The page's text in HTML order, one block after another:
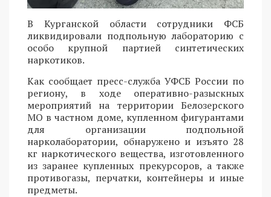
В Курганской области сотрудники ФСБ
ликвидировали подпольную лабораторию с
особо крупной партией синтетических
наркотиков.
Как сообщает пресс-служба УФСБ России по
региону, в ходе оперативно-разыскных
мероприятий на территории Белозерского
МО в частном доме, купленном фигурантами
для организации подпольной
нарколаборатории, обнаружено и изъято 28
кг наркотического вещества, изготовленного
из заранее купленных прекурсоров, а также
противогазы, перчатки, контейнеры и иные
предметы.